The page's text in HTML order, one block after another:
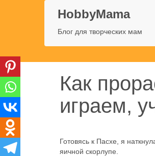
HobbyMama
Блог для творческих мам
Как
играем,
Готовясь к Пасхе, я
яичной скорлупе.